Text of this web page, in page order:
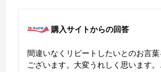
購入サイトからの回答
間違いなくリピートしたいとのお言
ございます。大変うれしく思います